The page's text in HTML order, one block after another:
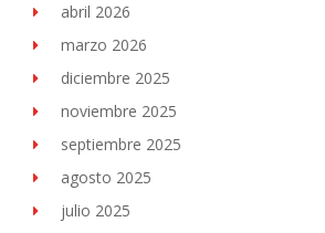
abril 2026
marzo 2026
diciembre 2025
noviembre 2025
septiembre 2025
agosto 2025
julio 2025